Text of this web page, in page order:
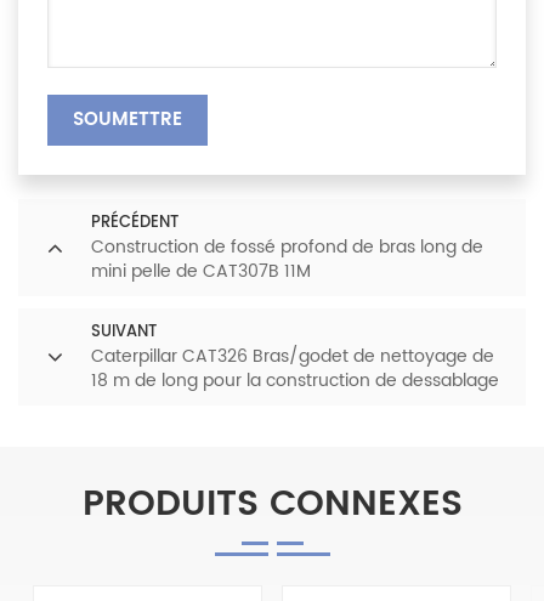
SOUMETTRE
PRÉCÉDENT
Construction de fossé profond de bras long de
mini pelle de CAT307B 11M
SUIVANT
Caterpillar CAT326 Bras/godet de nettoyage de
18 m de long pour la construction de dessablage
PRODUITS CONNEXES